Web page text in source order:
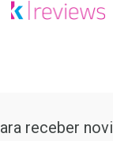
receber